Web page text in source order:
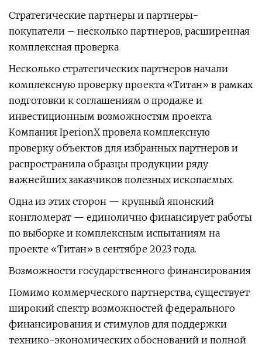
Стратегические партнеры и партнеры-
покупатели – несколько партнеров, расширенная
комплексная проверка
Несколько стратегических партнеров начали
комплексную проверку проекта «Титан» в рамках
подготовки к соглашениям о продаже и
инвестиционным возможностям проекта.
Компания IperionX провела комплексную
проверку объектов для избранных партнеров и
распространила образцы продукции ряду
важнейших заказчиков полезных ископаемых.
Одна из этих сторон — крупный японский
конгломерат — единолично финансирует работы
по выборке и комплексным испытаниям на
проекте «Титан» в сентябре 2023 года.
Возможности государственного финансирования
Помимо коммерческого партнерства, существует
широкий спектр возможностей федерального
финансирования и стимулов для поддержки
технико-экономических обоснований и полной